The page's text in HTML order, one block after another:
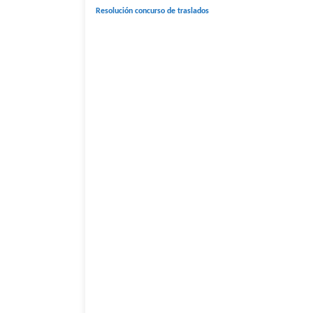
Resolución concurso de traslados